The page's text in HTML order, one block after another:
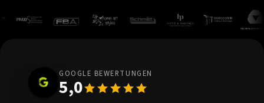
GOOGLE BEWERTUNGEN
5,0